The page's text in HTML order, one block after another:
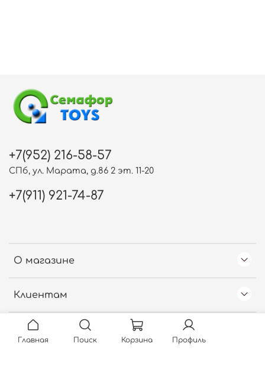
О магазине
Клиентам
+7(952) 216-58-57
СПб, ул. Марата, д.86 2 эт. 11-20
+7(911) 921-74-87
Главная Поиск Корзина Профиль
Free Web Counter